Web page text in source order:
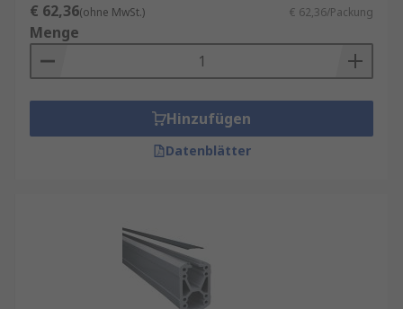
€ 62,36(ohne MwSt.) € 62,36/Packung
Menge
Hinzufügen
Datenblätter